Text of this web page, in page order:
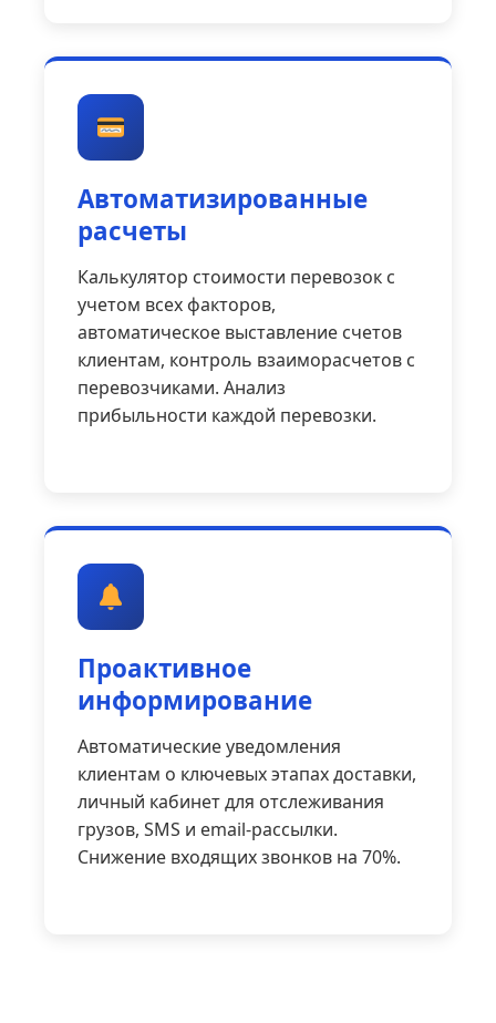
Автоматизированные
расчеты
Калькулятор стоимости перевозок с
учетом всех факторов,
автоматическое выставление счетов
клиентам, контроль взаиморасчетов с
перевозчиками. Анализ
прибыльности каждой перевозки.
Проактивное
информирование
Автоматические уведомления
клиентам о ключевых этапах доставки,
личный кабинет для отслеживания
грузов, SMS и email-рассылки.
Снижение входящих звонков на 70%.